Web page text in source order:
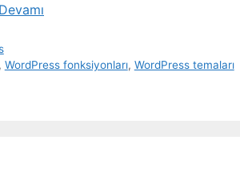
Devamı
WordPress fonksiyonları, WordPress temaları